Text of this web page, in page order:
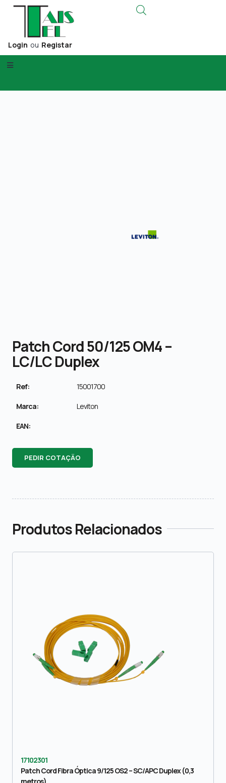
Login ou Registar
Patch Cord 50/125 OM4 –
LC/LC Duplex
Ref: 15001700
Marca: Leviton
EAN:
PEDIR COTAÇÃO
Produtos Relacionados
17102301
Patch Cord Fibra Óptica 9/125 OS2 – SC/APC Duplex (0,3
metros)